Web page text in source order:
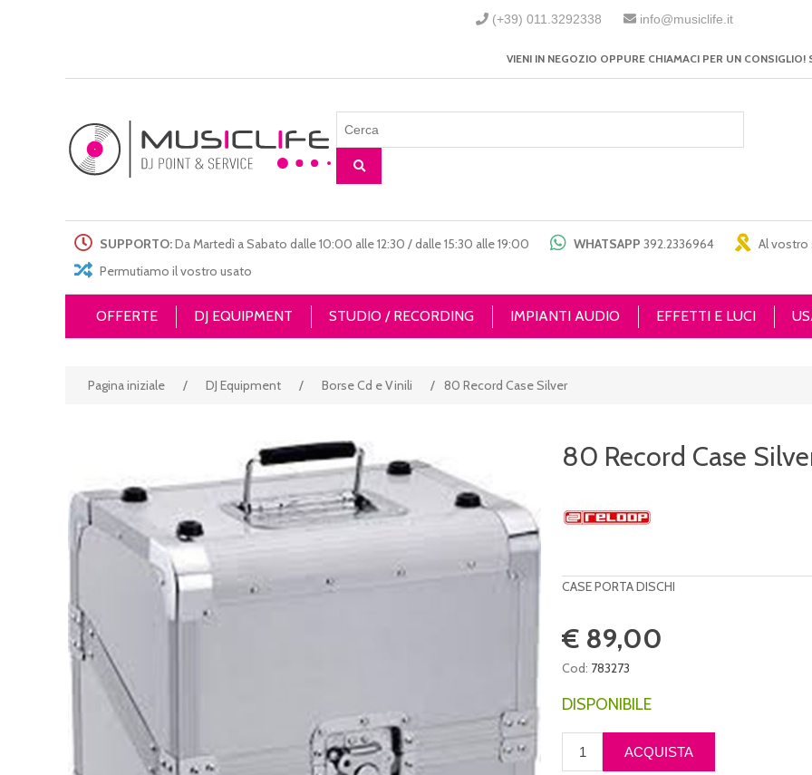
(+39) 011.3292338 info@musiclife.it
VIENI IN NEGOZIO OPPURE CHIAMACI PER UN
SUPPORTO:Da Martedì a Sabato dalle 10:00 alle 12:30 / dalle 15:30 alle 19:00 WHATSAPP 392.2336964
Al vostro
Permutiamo il vostro usato
OFFERTE DJ EQUIPMENT STUDIO / RECORDING IMPIANTI AUDIO EFFETTI E LUCI
Pagina iniziale / DJ Equipment / Borse Cd e Vinili / 80 Record Case Silver
80 Record Case
CASE PORTA DISCHI
€ 89,00
Cod: 783273
DISPONIBILE